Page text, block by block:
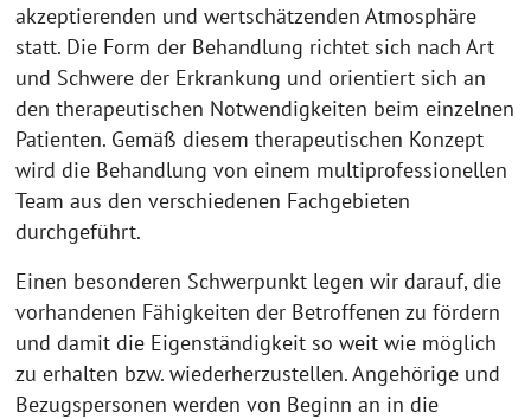
akzeptierenden und wertschätzenden Atmosphäre
statt. Die Form der Behandlung richtet sich nach Art
und Schwere der Erkrankung und orientiert sich an
den therapeutischen Notwendigkeiten beim einzelnen
Patienten. Gemäß diesem therapeutischen Konzept
wird die Behandlung von einem multiprofessionellen
Team aus den verschiedenen Fachgebieten
durchgeführt.
Einen besonderen Schwerpunkt legen wir darauf, die
vorhandenen Fähigkeiten der Betroffenen zu fördern
und damit die Eigenständigkeit so weit wie möglich
zu erhalten bzw. wiederherzustellen. Angehörige und
Bezugspersonen werden von Beginn an in die